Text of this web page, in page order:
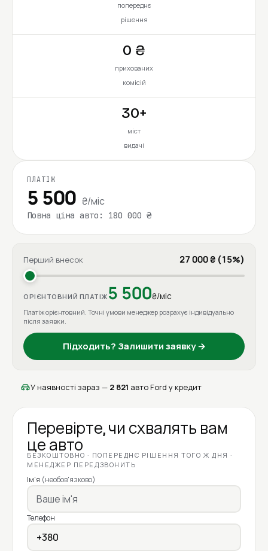
попереднє
рішення
0 ₴
прихованих
комісій
30+
міст
видачі
ПЛАТІЖ
5 500 ₴/міс
Повна ціна авто: 180 000 ₴
Перший внесок 27 000 ₴ (15%)
ОРІЄНТОВНИЙ ПЛАТІЖ 5 500₴/міс
Платіж орієнтовний. Точні умови менеджер розрахує індивідуально
після заявки.
Підходить? Залишити заявку →
У наявності зараз — 2 821 авто Ford у кредит
Перевірте, чи схвалять вам
це авто
БЕЗКОШТОВНО · ПОПЕРЕДНЄ РІШЕННЯ ТОГО Ж ДНЯ ·
МЕНЕДЖЕР ПЕРЕДЗВОНИТЬ
Ім'я (необов'язково)
Телефон